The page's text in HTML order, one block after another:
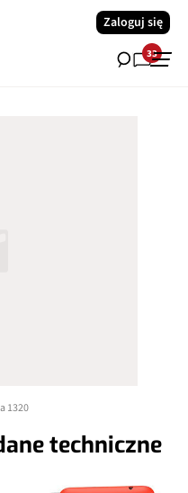
Zaloguj się
33
1320
techniczne